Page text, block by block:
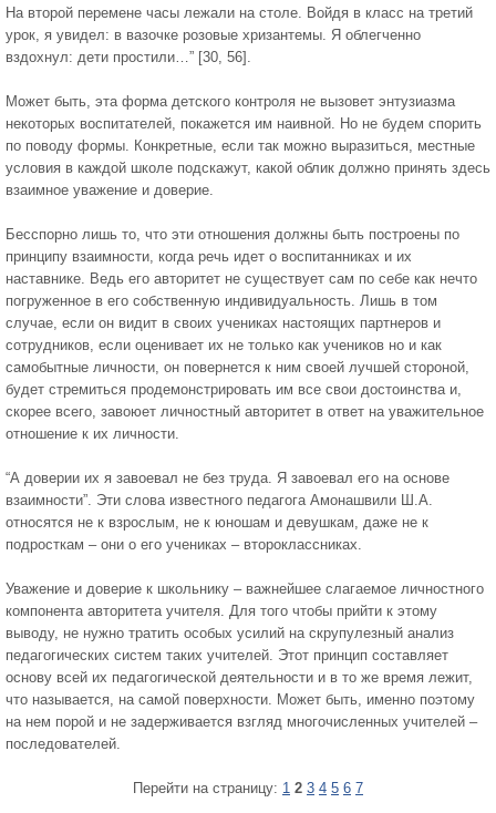
На второй перемене часы лежали на столе. Войдя в класс на третий
урок, я увидел: в вазочке розовые хризантемы. Я облегченно
вздохнул: дети простили…” [30, 56].
Может быть, эта форма детского контроля не вызовет энтузиазма
некоторых воспитателей, покажется им наивной. Но не будем спорить
по поводу формы. Конкретные, если так можно выразиться, местные
условия в каждой школе подскажут, какой облик должно принять здесь
взаимное уважение и доверие.
Бесспорно лишь то, что эти отношения должны быть построены по
принципу взаимности, когда речь идет о воспитанниках и их
наставнике. Ведь его авторитет не существует сам по себе как нечто
погруженное в его собственную индивидуальность. Лишь в том
случае, если он видит в своих учениках настоящих партнеров и
сотрудников, если оценивает их не только как учеников но и как
самобытные личности, он повернется к ним своей лучшей стороной,
будет стремиться продемонстрировать им все свои достоинства и,
скорее всего, завоюет личностный авторитет в ответ на уважительное
отношение к их личности.
“А доверии их я завоевал не без труда. Я завоевал его на основе
взаимности”. Эти слова известного педагога Амонашвили Ш.А.
относятся не к взрослым, не к юношам и девушкам, даже не к
подросткам – они о его учениках – второклассниках.
Уважение и доверие к школьнику – важнейшее слагаемое личностного
компонента авторитета учителя. Для того чтобы прийти к этому
выводу, не нужно тратить особых усилий на скрупулезный анализ
педагогических систем таких учителей. Этот принцип составляет
основу всей их педагогической деятельности и в то же время лежит,
что называется, на самой поверхности. Может быть, именно поэтому
на нем порой и не задерживается взгляд многочисленных учителей –
последователей.
Перейти на страницу: 1 2 3 4 5 6 7